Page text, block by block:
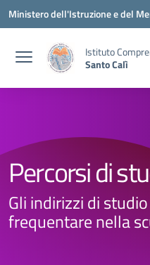
Vai ai contenuti
Vai al menu di navigazione
Vai al footer
Ministero dell'Istruzione e del
Istituto
Santo Calì
Percorsi di
Gli indirizzi di
frequentare nella